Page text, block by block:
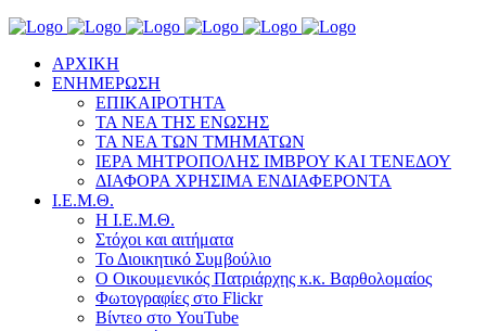
ΑΡΧΙΚΗ
ΕΝΗΜΕΡΩΣΗ
ΕΠΙΚΑΙΡΟΤΗΤΑ
ΤΑ ΝΕΑ ΤΗΣ ΕΝΩΣΗΣ
ΤΑ ΝΕΑ ΤΩΝ ΤΜΗΜΑΤΩΝ
ΙΕΡΑ ΜΗΤΡΟΠΟΛΗΣ ΙΜΒΡΟΥ ΚΑΙ ΤΕΝΕΔΟΥ
ΔΙΑΦΟΡΑ ΧΡΗΣΙΜΑ ΕΝΔΙΑΦΕΡΟΝΤΑ
Ι.Ε.Μ.Θ.
Η Ι.Ε.Μ.Θ.
Στόχοι και αιτήματα
Το Διοικητικό Συμβούλιο
Ο Οικουμενικός Πατριάρχης κ.κ. Βαρθολομαίος
Φωτογραφίες στο Flickr
Βίντεο στο YouTube